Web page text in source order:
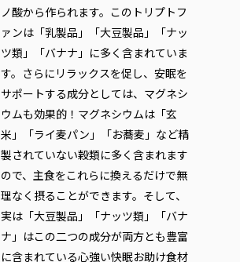
ノ酸から作られます。このトリプトフ
ァンは「乳製品」「大豆製品」「ナッ
ツ類」「バナナ」に多く含まれていま
す。さらにリラックスを促し、安眠を
サポートする成分としては、マグネシ
ウムも効果的！マグネシウムは「玄
米」「ライ麦パン」「お蕎麦」など精
製されていない穀類に多く含まれます
ので、主食をこれらに換えるだけで無
理なく摂ることができます。そして、
実は「大豆製品」「ナッツ類」「バナ
ナ」はこの二つの成分が両方とも豊富
に含まれている心強い快眠お助け食材